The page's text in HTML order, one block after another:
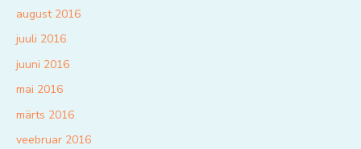
august 2016
juuli 2016
juuni 2016
mai 2016
märts 2016
veebruar 2016